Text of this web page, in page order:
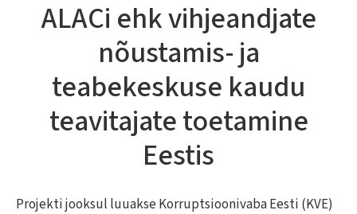
ALACi ehk vihjeandjate
nõustamis- ja
teabekeskuse kaudu
teavitajate toetamine
Eestis
Projekti jooksul luuakse Korruptsioonivaba Eesti (KVE)